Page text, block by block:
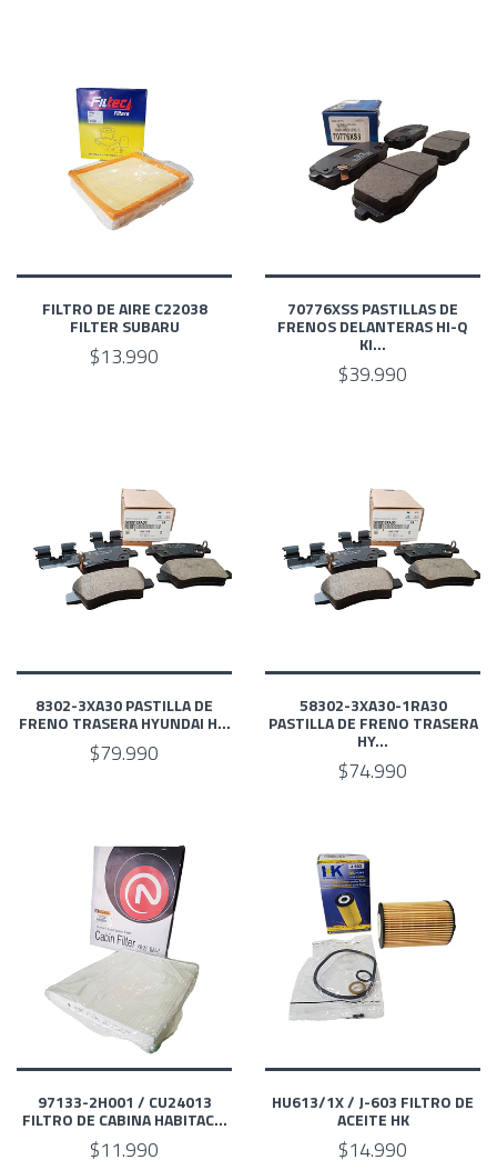
FILTRO DE AIRE C22038
FILTER SUBARU
$13.990
70776XSS PASTILLAS DE
FRENOS DELANTERAS HI-Q
KI...
$39.990
8302-3XA30 PASTILLA DE
FRENO TRASERA ‎HYUNDAI H...
$79.990
58302-3XA30-1RA30
PASTILLA DE FRENO TRASERA
‎HY...
$74.990
97133-2H001 / CU24013
‎FILTRO DE CABINA HABITAC...
$11.990
HU613/1X / J-603 FILTRO DE
ACEITE HK
$14.990